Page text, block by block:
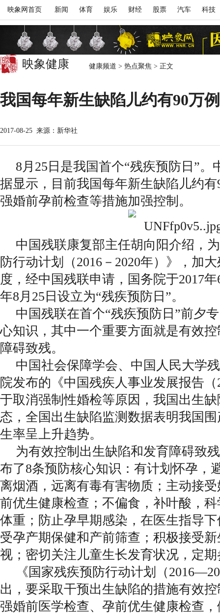
映象网首页 新闻 体育 娱乐 财经 股票 汽车 科技
映象健康 健康频道 > 热点聚焦 > 正文
我国每年新生缺陷儿约有90万
2017-08-25 来源：新华社
8月25日是我国首个“残疾预防日”。
据显示，目前我国每年新生缺陷儿约
强婚前孕前检查等措施加强控制。
中国残联康复部主任胡向阳介绍，
防行动计划（2016－2020年）》，加
度，经中国残联申请，国务院于2017
年8月25日设立为“残疾预防日”。
中国残联在首个“残疾预防日”前夕
心知识，其中一个重要方面就是有效
障碍致残。
中国社会保障学会、中国人民大学
院发布的《中国残疾人事业发展报告
于取消强制性婚检等原因，我国出生
态，全国出生缺陷监测数据表明我国
生率呈上升趋势。
为有效控制出生缺陷和发育障碍致
布了8条预防核心知识：有计划怀孕，
离烟酒，远离有毒有害物质；主动接
前优生健康检查；不偏食，补叶酸，
体重；防止孕早期感染，在医生指导
受孕产期保健和产前筛查；积极接受
视；密切关注儿童生长发育状况，定
《国家残疾预防行动计划（
出，要采取干预出生缺陷的措施有效
强婚前医学检查、孕前优生健康检查